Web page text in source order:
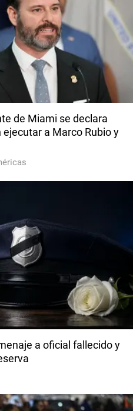
de Miami se declara
a Marco Rubio y
a oficial fallecido y